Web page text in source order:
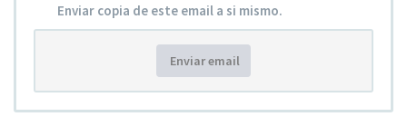
Enviar copia de este email a si mismo.
Enviar email